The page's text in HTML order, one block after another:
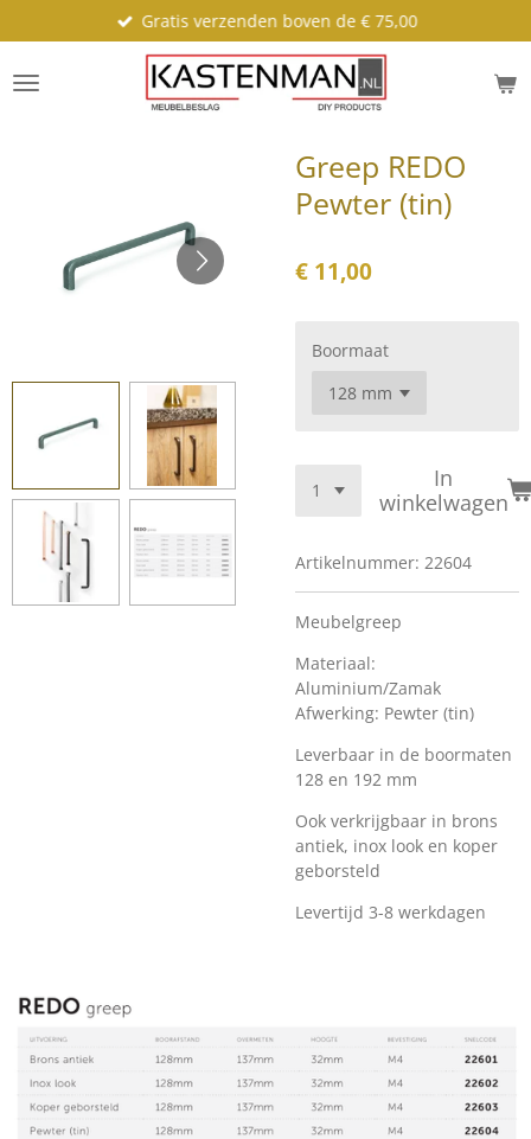
direct
naar
de
Gratis verzenden boven de € 75,00
Greep REDO
Pewter (tin)
€ 11,00
Boormaat
In
winkelwagen
Artikelnummer: 22604
Meubelgreep
Materiaal:
Aluminium/Zamak
Afwerking: Pewter (tin)
Leverbaar in de boormaten
128 en 192 mm
Ook verkrijgbaar in brons
antiek, inox look en koper
geborsteld
Levertijd 3-8 werkdagen